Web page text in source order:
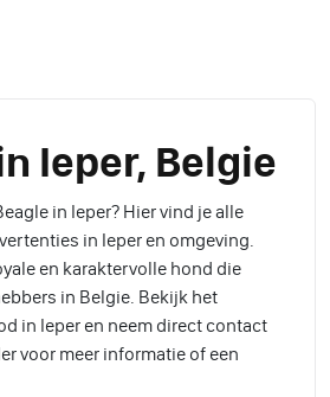
Ieper, Belgie
in Ieper? Hier vind je alle
in Ieper en omgeving.
en karaktervolle hond die
in Belgie. Bekijk het
in Ieper en neem direct contact
voor meer informatie of een